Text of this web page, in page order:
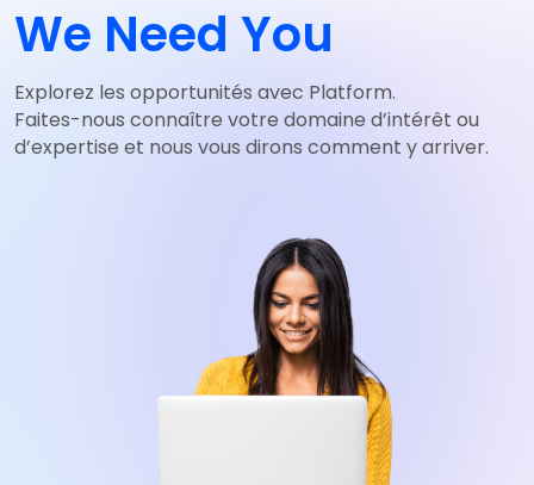
We Need You
Explorez les opportunités avec Platform.
Faites-nous connaître votre domaine d’intérêt ou
d’expertise et nous vous dirons comment y arriver.